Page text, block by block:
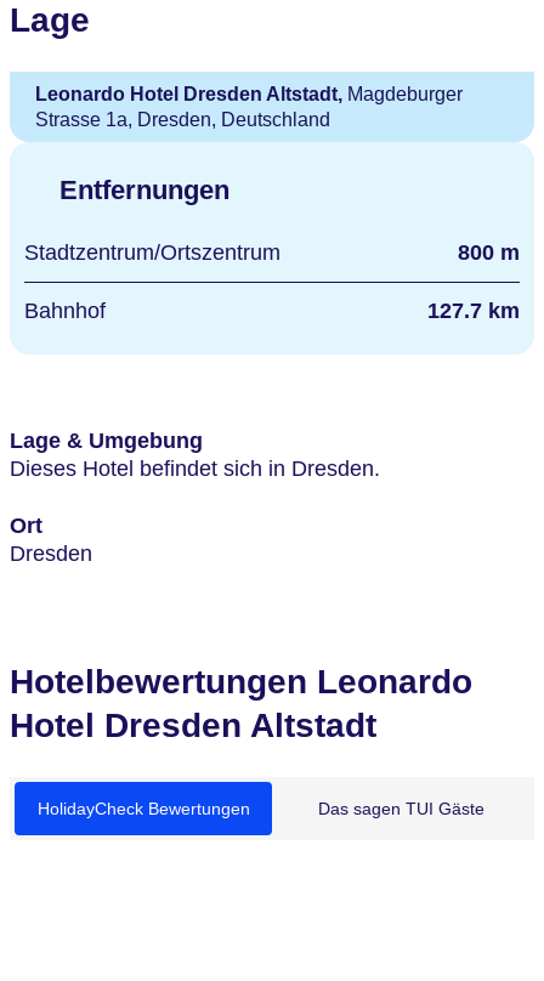
Lage
Leonardo Hotel Dresden Altstadt, Magdeburger
Strasse 1a, Dresden, Deutschland
Entfernungen
Stadtzentrum/Ortszentrum 800 m
Bahnhof 127.7 km
Lage & Umgebung
Dieses Hotel befindet sich in Dresden.
Ort
Dresden
Hotelbewertungen Leonardo
Hotel Dresden Altstadt
HolidayCheck Bewertungen Das sagen TUI Gäste